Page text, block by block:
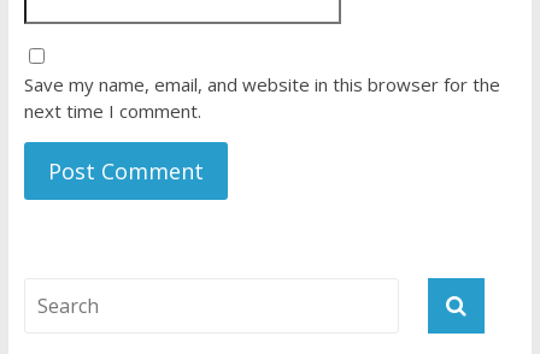
Save my name, email, and website in this browser for the
next time I comment.